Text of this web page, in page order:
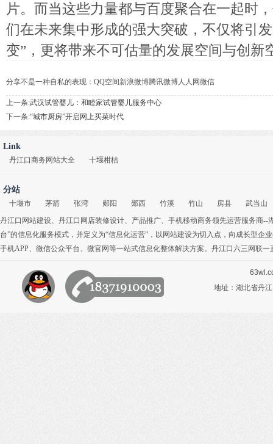
片。而当这些力量都与百度聚合在一起时
们在未来集中形成的强大突破，不仅将引
变”，更将带来不可估量的发展空间与创新
分享不是一种自私的表现： QQ空间 新浪微博腾讯微博人人网微信
上一条:武汉试管婴儿：和睦家试管婴儿服务中心
下一条:“城市厨房”开启网上买菜时代
Link
丹江口商务网站大全 十堰柑桔
分站
十堰市 茅箭 张湾 郧阳 郧西 竹溪 竹山 房县
武当山
丹江口网站建设、 丹江口网店装修设计、 产品推广、 手机移动商务领先运营服务商--
台”的信息化服务模式，并定义为“信息化运营”，以网站建设为切入点，向成长型企
手机APP、 微信公众平台、 微官网等一站式信息化整体解决方案。丹江口六三网联
地址：湖北省丹